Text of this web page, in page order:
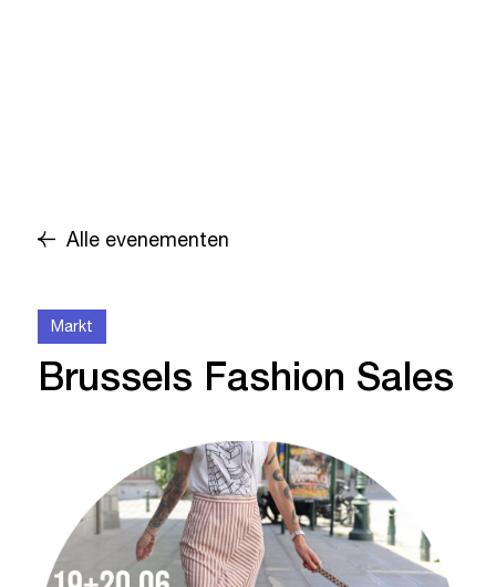
Alle evenementen
Markt
Brussels Fashion Sales